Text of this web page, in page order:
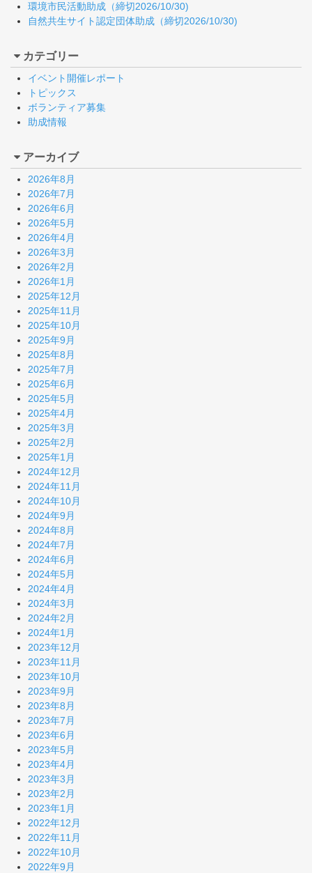
環境市民活動助成（締切2026/10/30)
自然共生サイト認定団体助成（締切2026/10/30)
カテゴリー
イベント開催レポート
トピックス
ボランティア募集
助成情報
アーカイブ
2026年8月
2026年7月
2026年6月
2026年5月
2026年4月
2026年3月
2026年2月
2026年1月
2025年12月
2025年11月
2025年10月
2025年9月
2025年8月
2025年7月
2025年6月
2025年5月
2025年4月
2025年3月
2025年2月
2025年1月
2024年12月
2024年11月
2024年10月
2024年9月
2024年8月
2024年7月
2024年6月
2024年5月
2024年4月
2024年3月
2024年2月
2024年1月
2023年12月
2023年11月
2023年10月
2023年9月
2023年8月
2023年7月
2023年6月
2023年5月
2023年4月
2023年3月
2023年2月
2023年1月
2022年12月
2022年11月
2022年10月
2022年9月